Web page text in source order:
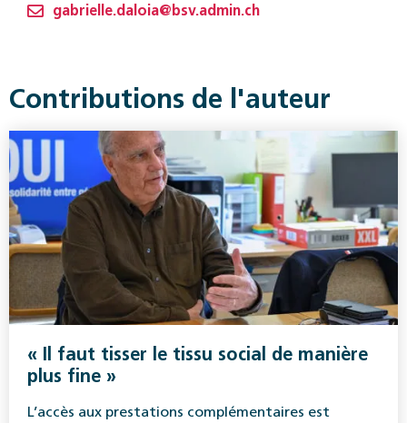
gabrielle.daloia@bsv.admin.ch
Contributions de l'auteur
« Il faut tisser le tissu social de manière
plus fine »
L’accès aux prestations complémentaires est